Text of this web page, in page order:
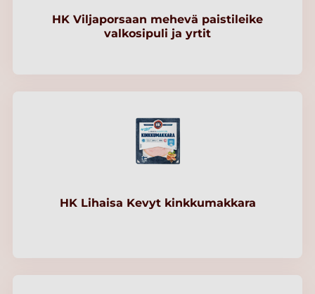
HK Viljaporsaan mehevä paistileike
valkosipuli ja yrtit
HK Lihaisa Kevyt kinkkumakkara